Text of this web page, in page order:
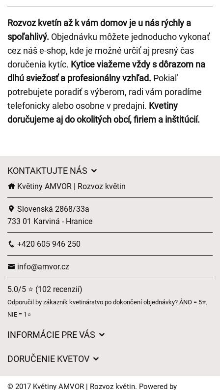
Rozvoz kvetín až k vám domov je u nás rýchly a
spoľahlivý. Objednávku môžete jednoducho vykonať
cez náš e-shop, kde je možné určiť aj presný čas
doručenia kytíc. Kytice viažeme vždy s dôrazom na
dlhú sviežosť a profesionálny vzhľad. Pokiaľ
potrebujete poradiť s výberom, radi vám poradíme
telefonicky alebo osobne v predajni. Kvetiny
doručujeme aj do okolitých obcí, firiem a inštitúcií.
KONTAKTUJTE NÁS
Květiny AMVOR | Rozvoz květin
Slovenská 2868/33a
733 01 Karviná - Hranice
+420 605 946 250
info@amvor.cz
5.0/5 ⭐ (102 recenzií)
Odporučil by zákazník kvetinárstvo po dokončení objednávky? ÁNO = 5⭐,
NIE = 1⭐
INFORMÁCIE PRE VÁS
Časy doručenia kvetov – prehľad možností
DORUČENIE KVETOV
© 2017 Květiny AMVOR | Rozvoz květin. Powered by